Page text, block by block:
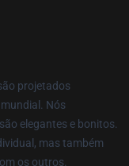
projetados
Nós
elegantes e bonitos.
mas também
os outros.